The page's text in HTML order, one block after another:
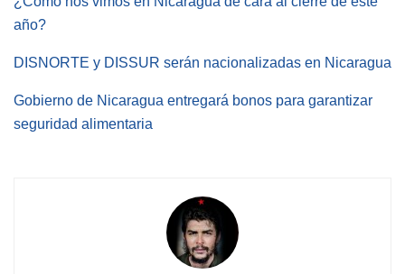
año?
DISNORTE y DISSUR serán nacionalizadas en Nicaragua
Gobierno de Nicaragua entregará bonos para garantizar
seguridad alimentaria